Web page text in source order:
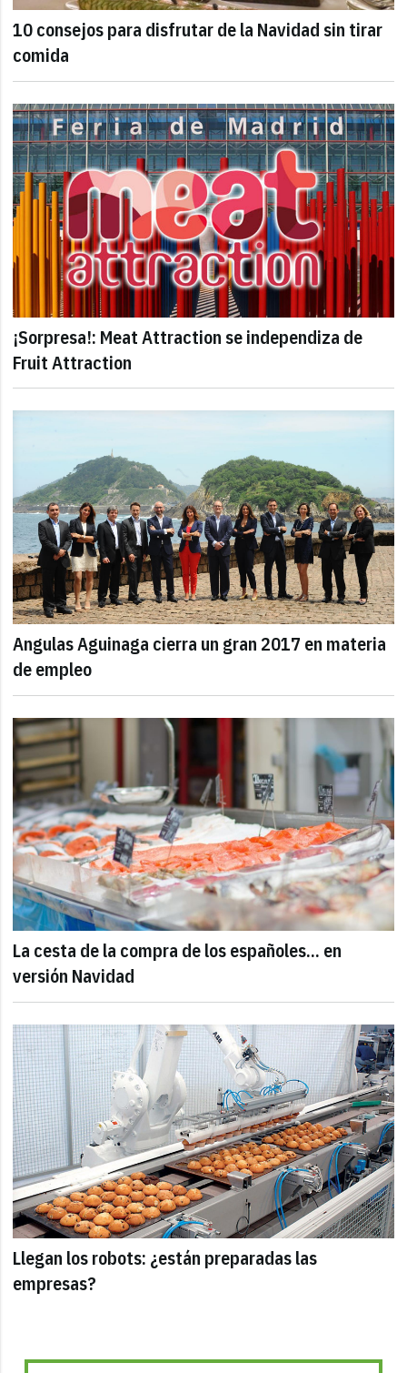
10 consejos para disfrutar de la Navidad sin tirar
comida
¡Sorpresa!: Meat Attraction se independiza de
Fruit Attraction
Angulas Aguinaga cierra un gran 2017 en materia
de empleo
La cesta de la compra de los españoles... en
versión Navidad
Llegan los robots: ¿están preparadas las
empresas?